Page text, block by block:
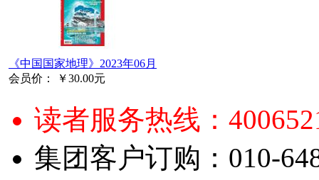
《中国国家地理》2023年06月
会员价：
￥30.00元
读者服务热线：
集团客户订购：010-